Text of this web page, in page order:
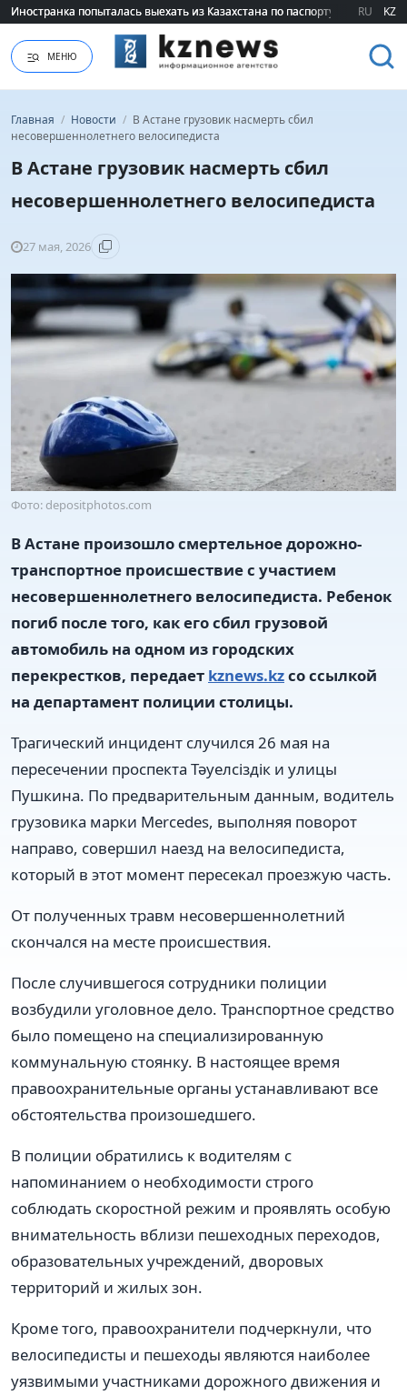
Иностранка попыталась выехать из Казахстана по паспорту сестры
Иностранка попыталась выехать из Казахстана по паспорту сестры
RU KZ
МЕНЮ
Главная / Новости / В Астане грузовик насмерть сбил
несовершеннолетнего велосипедиста
В Астане грузовик насмерть сбил
несовершеннолетнего велосипедиста
27 мая, 2026
Фото: depositphotos.com
В Астане произошло смертельное дорожно-
транспортное происшествие с участием
несовершеннолетнего велосипедиста. Ребенок
погиб после того, как его сбил грузовой
автомобиль на одном из городских
перекрестков, передает kznews.kzсо ссылкой
на департамент полиции столицы.
Трагический инцидент случился 26 мая на
пересечении проспекта Тәуелсіздік и улицы
Пушкина. По предварительным данным, водитель
грузовика марки Mercedes, выполняя поворот
направо, совершил наезд на велосипедиста,
который в этот момент пересекал проезжую часть.
От полученных травм несовершеннолетний
скончался на месте происшествия.
После случившегося сотрудники полиции
возбудили уголовное дело. Транспортное средство
было помещено на специализированную
коммунальную стоянку. В настоящее время
правоохранительные органы устанавливают все
обстоятельства произошедшего.
В полиции обратились к водителям с
напоминанием о необходимости строго
соблюдать скоростной режим и проявлять особую
внимательность вблизи пешеходных переходов,
образовательных учреждений, дворовых
территорий и жилых зон.
Кроме того, правоохранители подчеркнули, что
велосипедисты и пешеходы являются наиболее
уязвимыми участниками дорожного движения и